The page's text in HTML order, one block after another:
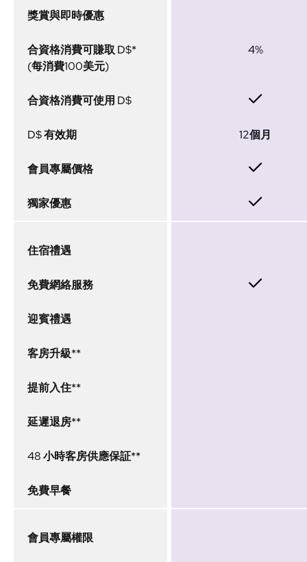
獎賞與即時優惠
合資格消費可賺取 D$*
(每消費100美元)
4%
合資格消費可使用 D$
D$ 有效期 12個月
會員專屬價格
獨家優惠
住宿禮遇
免費網絡服務
迎賓禮遇
客房升級**
提前入住**
延遲退房**
48 小時客房供應保証**
免費早餐
會員專屬權限